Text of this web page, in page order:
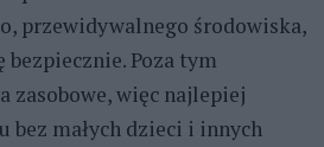
przewidywalnego środowiska,
Poza tym
zasobowe, więc najlepiej
bez małych dzieci i innych